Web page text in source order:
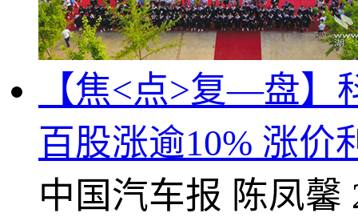
【焦<点>复—盘】
百股涨逾10% 涨价
中国汽车报 陈凤馨